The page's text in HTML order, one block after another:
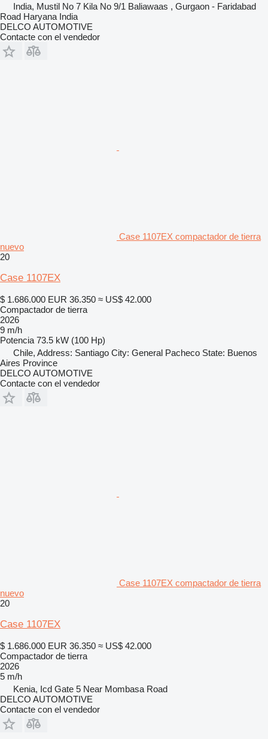
India, Mustil No 7 Kila No 9/1 Baliawaas , Gurgaon - Faridabad
Road Haryana India
DELCO AUTOMOTIVE
Contacte con el vendedor
Case 1107EX compactador de tierra
nuevo
20
Case 1107EX
$ 1.686.000 EUR 36.350 ≈ US$ 42.000
Compactador de tierra
2026
9 m/h
Potencia 73.5 kW (100 Hp)
Chile, Address: Santiago City: General Pacheco State: Buenos
Aires Province
DELCO AUTOMOTIVE
Contacte con el vendedor
Case 1107EX compactador de tierra
nuevo
20
Case 1107EX
$ 1.686.000 EUR 36.350 ≈ US$ 42.000
Compactador de tierra
2026
5 m/h
Kenia, Icd Gate 5 Near Mombasa Road
DELCO AUTOMOTIVE
Contacte con el vendedor